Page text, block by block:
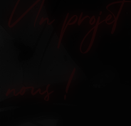
Un
nous !